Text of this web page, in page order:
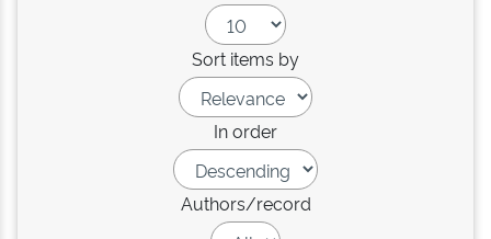
Sort items by
In order
Authors/record